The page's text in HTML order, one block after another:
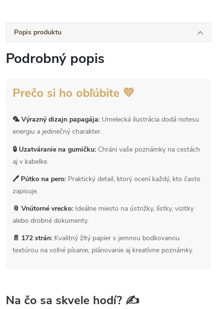
Popis produktu
Podrobný popis
Prečo si ho obľúbite 💛
🦜 Výrazný dizajn papagája: Umelecká ilustrácia dodá notesu
energiu a jedinečný charakter.
🔒 Uzatváranie na gumičku: Chráni vaše poznámky na cestách
aj v kabelke.
🖊 Pútko na pero: Praktický detail, ktorý ocení každý, kto často
zapisuje.
📎 Vnútorné vrecko: Ideálne miesto na ústrižky, lístky, vizitky
alebo drobné dokumenty.
📄 172 strán: Kvalitný žltý papier s jemnou bodkovanou
textúrou na voľné písanie, plánovanie aj kreatívne poznámky.
Na čo sa skvele hodí? ✍️